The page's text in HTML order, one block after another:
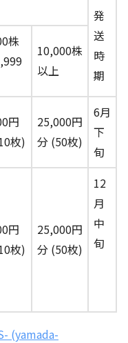
発
送
時
期
株
10,000株
以上
円
枚)
25,000円
分 (50枚)
6月
下
旬
円
枚)
25,000円
分 (50枚)
12
月
中
旬
(yamada-